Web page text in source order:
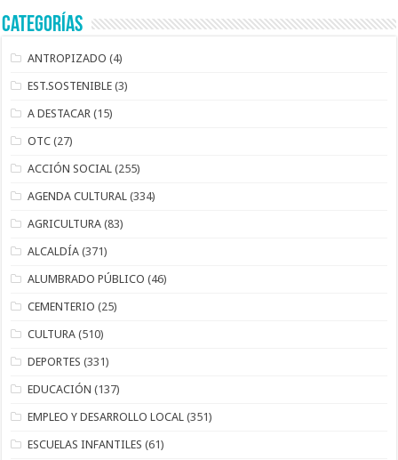
Categorías
ANTROPIZADO (4)
EST.SOSTENIBLE (3)
A DESTACAR (15)
OTC (27)
ACCIÓN SOCIAL (255)
AGENDA CULTURAL (334)
AGRICULTURA (83)
ALCALDÍA (371)
ALUMBRADO PÚBLICO (46)
CEMENTERIO (25)
CULTURA (510)
DEPORTES (331)
EDUCACIÓN (137)
EMPLEO Y DESARROLLO LOCAL (351)
ESCUELAS INFANTILES (61)